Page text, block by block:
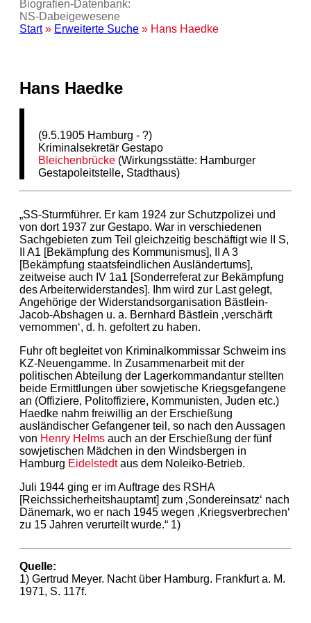
Biografien-Datenbank:
NS‑Dabeigewesene
Start» Erweiterte Suche » Hans Haedke
Hans Haedke
(9.5.1905 Hamburg - ?)
Kriminalsekretär Gestapo
Bleichenbrücke (Wirkungsstätte: Hamburger
Gestapoleitstelle, Stadthaus)
„SS-Sturmführer. Er kam 1924 zur Schutzpolizei und
von dort 1937 zur Gestapo. War in verschiedenen
Sachgebieten zum Teil gleichzeitig beschäftigt wie II S,
II A1 [Bekämpfung des Kommunismus], II A 3
[Bekämpfung staatsfeindlichen Ausländertums],
zeitweise auch IV 1a1 [Sonderreferat zur Bekämpfung
des Arbeiterwiderstandes]. Ihm wird zur Last gelegt,
Angehörige der Widerstandsorganisation Bästlein-
Jacob-Abshagen u. a. Bernhard Bästlein ‚verschärft
vernommen‘, d. h. gefoltert zu haben.
Fuhr oft begleitet von Kriminalkommissar Schweim ins
KZ-Neuengamme. In Zusammenarbeit mit der
politischen Abteilung der Lagerkommandantur stellten
beide Ermittlungen über sowjetische Kriegsgefangene
an (Offiziere, Politoffiziere, Kommunisten, Juden etc.)
Haedke nahm freiwillig an der Erschießung
ausländischer Gefangener teil, so nach den Aussagen
von Henry Helms auch an der Erschießung der fünf
sowjetischen Mädchen in den Windsbergen in
Hamburg Eidelstedtaus dem Noleiko-Betrieb.
Juli 1944 ging er im Auftrage des RSHA
[Reichssicherheitshauptamt] zum ‚Sondereinsatz‘ nach
Dänemark, wo er nach 1945 wegen ‚Kriegsverbrechen‘
zu 15 Jahren verurteilt wurde.“ 1)
Quelle:
1) Gertrud Meyer. Nacht über Hamburg. Frankfurt a. M.
1971, S. 117f.